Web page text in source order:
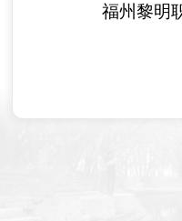
福州黎明